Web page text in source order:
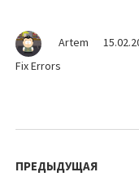
Artem
Fix Errors
по
ПРЕДЫДУЩАЯ